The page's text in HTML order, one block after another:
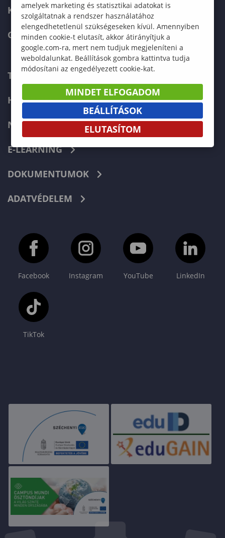
KARRIER
GREEN UNIVERSITY
TELEFONKÖNYV
HIBABEJELENTÉS
NEPTUN
E-LEARNING
DOKUMENTUMOK
ADATVÉDELEM
Facebook Instagram YouTube LinkedIn
TikTok
amelyek marketing és statisztikai adatokat is
szolgáltatnak a rendszer használatához
elengedhetetlenül szükségeseken kívül. Amennyiben
minden cookie-t elutasít, akkor átirányítjuk a
google.com-ra, mert nem tudjuk megjeleníteni a
weboldalunkat. Beállítások gombra kattintva tudja
módosítani az engedélyezett cookie-kat.
MINDET ELFOGADOM
BEÁLLÍTÁSOK
ELUTASÍTOM